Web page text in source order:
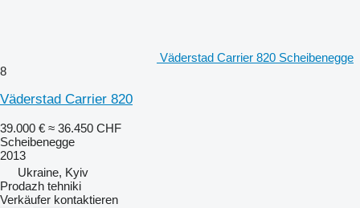
Väderstad Carrier 820 Scheibenegge
8
Väderstad Carrier 820
39.000 € ≈ 36.450 CHF
Scheibenegge
2013
Ukraine, Kyiv
Prodazh tehniki
Verkäufer kontaktieren